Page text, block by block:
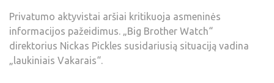
Privatumo aktyvistai aršiai kritikuoja asmeninės
informacijos pažeidimus. „Big Brother Watch“
direktorius Nickas Pickles susidariusią situaciją vadina
„laukiniais Vakarais“.